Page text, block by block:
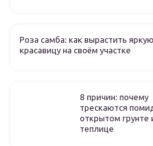
Роза самба: как вырастить яркую
красавицу на своём участке
8 причин: почему
трескаются
открытом грунте
теплице